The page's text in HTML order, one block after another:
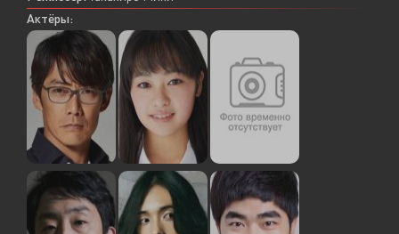
Актёры: